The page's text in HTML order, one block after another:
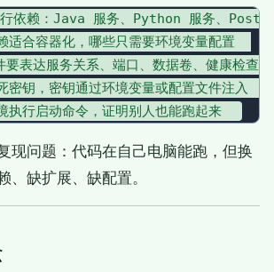
依赖：Java 服务、Python 服务、
适合容器化，哪些只需要环境变量配置
表达服务关系、端口、数据卷、健康检
钥，密钥通过环境变量或配置文件注入
现问题：代码在自己电脑能跑，但换
、缺扩展、缺配置。